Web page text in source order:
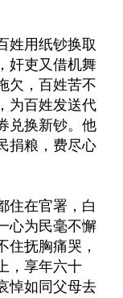
姓用纸钞换取
奸吏又借机舞
欠，百姓苦不
为百姓发送代
兑换新钞。他
捐粮，费尽心
住在官署，白
心为民毫不懈
住抚胸痛哭，
，享年六十
悼如同父母去